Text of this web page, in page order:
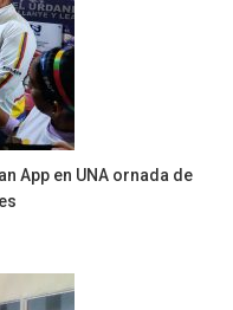
App en UNA ornada de